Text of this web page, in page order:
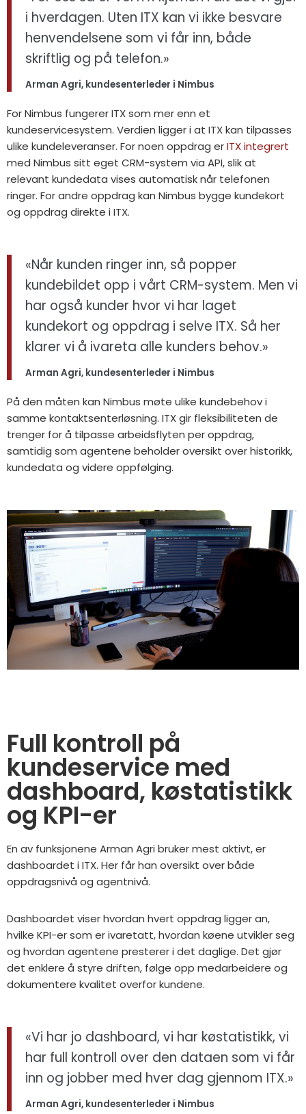
i hverdagen. Uten ITX kan vi ikke besvare
henvendelsene som vi får inn, både
skriftlig og på telefon.»
Arman Agri, kundesenterleder i Nimbus
For Nimbus fungerer ITX som mer enn et
kundeservicesystem. Verdien ligger i at ITX kan tilpasses
ulike kundeleveranser. For noen oppdrag erITX integrert
med Nimbus sitt eget CRM-system via API, slik at
relevant kundedata vises automatisk når telefonen
ringer. For andre oppdrag kan Nimbus bygge kundekort
og oppdrag direkte i ITX.
«Når kunden ringer inn, så popper
kundebildet opp i vårt CRM-system. Men vi
har også kunder hvor vi har laget
kundekort og oppdrag i selve ITX. Så her
klarer vi å ivareta alle kunders behov.»
Arman Agri, kundesenterleder i Nimbus
På den måten kan Nimbus møte ulike kundebehov i
samme kontaktsenterløsning. ITX gir fleksibiliteten de
trenger for å tilpasse arbeidsflyten per oppdrag,
samtidig som agentene beholder oversikt over historikk,
kundedata og videre oppfølging.
Full kontroll på
kundeservice med
dashboard, køstatistikk
og KPI-er
En av funksjonene Arman Agri bruker mest aktivt, er
dashboardet i ITX. Her får han oversikt over både
oppdragsnivå og agentnivå.
Dashboardet viser hvordan hvert oppdrag ligger an,
hvilke KPI-er som er ivaretatt, hvordan køene utvikler seg
og hvordan agentene presterer i det daglige. Det gjør
det enklere å styre driften, følge opp medarbeidere og
dokumentere kvalitet overfor kundene.
«Vi har jo dashboard, vi har køstatistikk, vi
har full kontroll over den dataen som vi får
inn og jobber med hver dag gjennom ITX.»
Arman Agri, kundesenterleder i Nimbus